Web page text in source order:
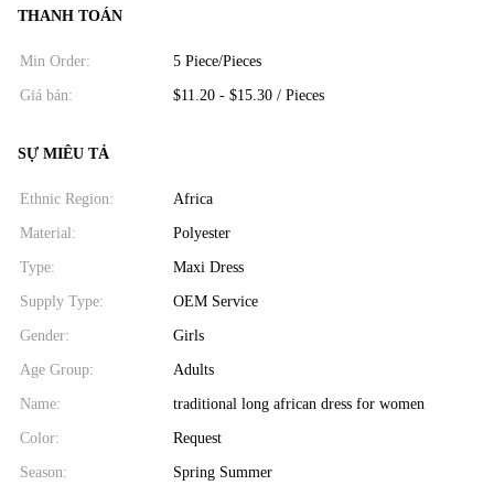
THANH TOÁN
Min Order: 5 Piece/Pieces
Giá bán: $11.20 - $15.30 / Pieces
SỰ MIÊU TẢ
Ethnic Region: Africa
Material: Polyester
Type: Maxi Dress
Supply Type: OEM Service
Gender: Girls
Age Group: Adults
Name: traditional long african dress for women
Color: Request
Season: Spring Summer